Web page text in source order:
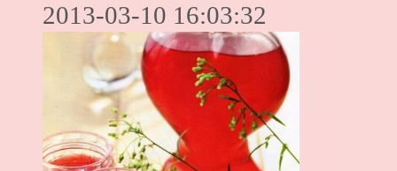
2013-03-10 16:03:32